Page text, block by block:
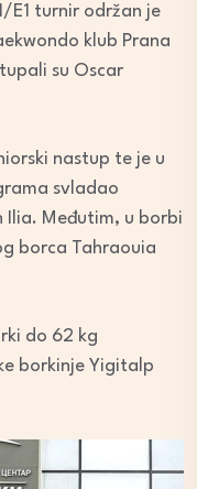
E1 turnir održan je
klub Prana
su Oscar
nastup te je u
svladao
Ilia. Međutim, u borbi
borca Tahraouia
do 62 kg
borkinje Yigitalp